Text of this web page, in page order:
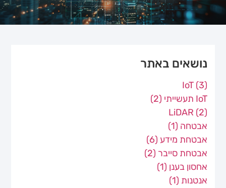
נושאים באתר
IoT(3)
IoT תעשייתי
(2)
LiDAR (2)
אבטחה (1)
אבטחת מידע (6)
אבטחת סייבר (2)
אחסון בענן (1)
אנטנות (1)